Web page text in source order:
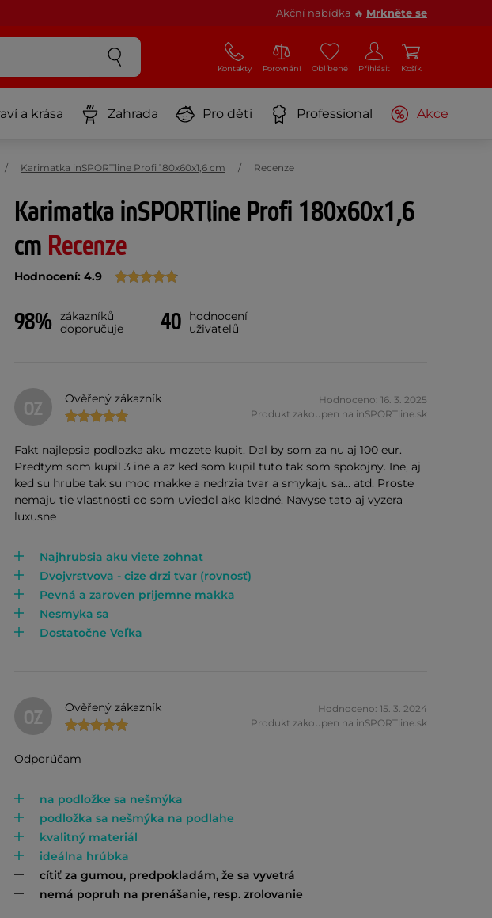
Akční nabídka 🔥 Mrkněte se
Kontakty Porovnání Oblíbené Přihlásit Košík
a krása Zahrada Pro děti Professional Akce
Karimatka inSPORTline Profi 180x60x1,6 cm Recenze
Karimatka inSPORTline Profi 180x60x1,6
cm Recenze
Hodnocení: 4.9
98% zákazníků
doporučuje
40
hodnocení
uživatelů
OZ Ověřený zákazník
Hodnoceno: 16. 3. 2025
Produkt zakoupen na inSPORTline.sk
Fakt najlepsia podlozka aku mozete kupit. Dal by som za nu aj 100 eur.
Predtym som kupil 3 ine a az ked som kupil tuto tak som spokojny. Ine, aj
ked su hrube tak su moc makke a nedrzia tvar a smykaju sa… atd. Proste
nemaju tie vlastnosti co som uviedol ako kladné. Navyse tato aj vyzera
luxusne
Najhrubsia aku viete zohnat
Dvojvrstvova - cize drzi tvar (rovnosť)
Pevná a zaroven prijemne makka
Nesmyka sa
Dostatočne Veľka
OZ Ověřený zákazník
Hodnoceno: 15. 3. 2024
Produkt zakoupen na inSPORTline.sk
Odporúčam
na podložke sa nešmýka
podložka sa nešmýka na podlahe
kvalitný materiál
ideálna hrúbka
cítiť za gumou, predpokladám, že sa vyvetrá
nemá popruh na prenášanie, resp. zrolovanie